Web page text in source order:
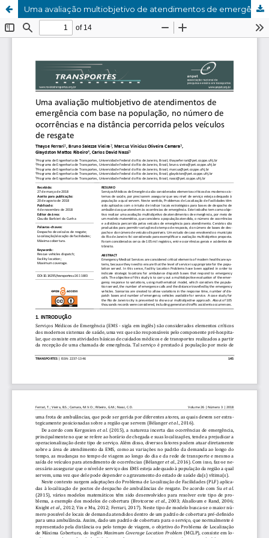
Uma avaliação multiobjetivo de atendimentos de emergência com base na população, no número de ocorrências e na distância percorrida pelos veículos de resgate